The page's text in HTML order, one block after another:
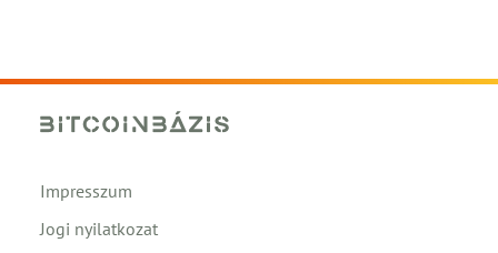
Impresszum
Jogi nyilatkozat